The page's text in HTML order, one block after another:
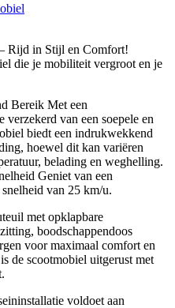
Rijd in Stijl en Comfort!
die je mobiliteit vergroot en je
Bereik Met een
van een soepele en
biedt een indrukwekkend
hoewel dit kan variëren
belading en weghelling.
Geniet van een
van 25 km/u.
met opklapbare
boodschappendoos
voor maximaal comfort en
de scootmobiel uitgerust met
voldoet aan